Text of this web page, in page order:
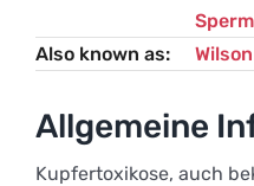
Also known as
Allgemeine
Kupfertoxikose, auch